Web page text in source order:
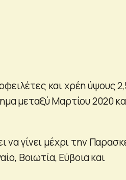
και χρέη ύψους
μεταξύ Μαρτίου 2020
γίνει μέχρι την
Βοιωτία, Εύβοια και